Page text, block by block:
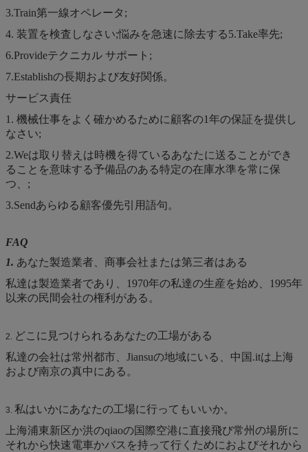
3.Train第一線オペレータ;
4. 装置を検査しなさい;悩みを急速に除去する5.Take率先;
6.Provideテクニカル サポート;
7.Establishの長期および友好関係。
サービス責任
1. 機械仕事をよく確かめるために顧客の1年の保証を提供し
なさい;
2.Weは取り替えは時機を得ているあなたに送ることができ
ることを意味する予備品のある特定の在庫水準を常に保
つ、;
3.Sendあらゆる顧客優先引用語句。
FAQ
1. あなた製造業者、商事会社または第三者はある
私達は製造業者であり、1970年の私達の生産を始め、1995年
以来の民間会社の権利がある。
2. どこに見つけられるあなたの工場がある
私達の会社は常州都市、Jiansuの地域にいる、中国.itは上海
および南京の真中にある。
3. 私はいかにあなたの工場に行ってもいいか。
上海浦東新区か洪のqiaoの国際空港に直接飛び常州の場所に
それから快速電車かバスを持って行くためにおよびそれから